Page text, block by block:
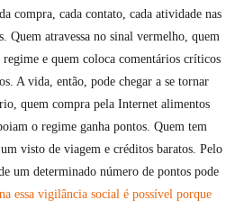
compra, cada contato, cada atividade nas
Quem atravessa no sinal vermelho, quem
e quem coloca comentários críticos
A vida, então, pode chegar a se tornar
quem compra pela Internet alimentos
o regime ganha pontos. Quem tem
visto de viagem e créditos baratos. Pelo
um determinado número de pontos pode
essa vigilância social é possível porque